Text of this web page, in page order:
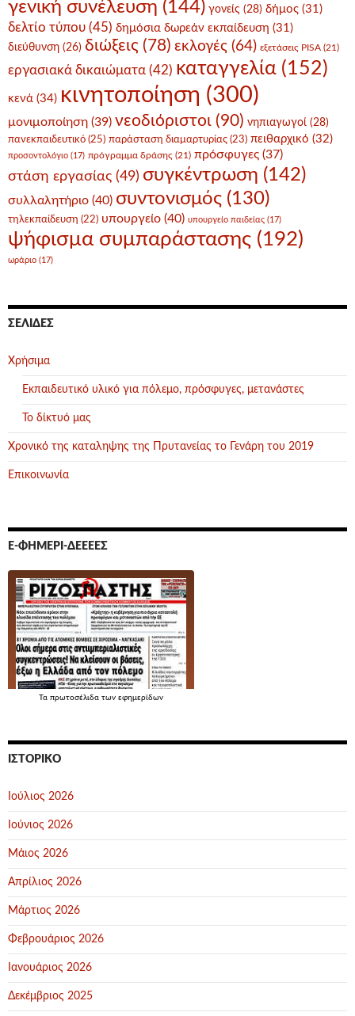
γενική συνέλευση (144) γονείς (28) δήμος (31)
δελτίο τύπου (45) δημόσια δωρεάν εκπαίδευση (31)
διεύθυνση (26) διώξεις (78) εκλογές (64) εξετάσεις PISA (21)
εργασιακά δικαιώματα (42) καταγγελία (152)
κενά (34) κινητοποίηση (300)
μονιμοποίηση (39) νεοδιόριστοι (90) νηπιαγωγοί (28)
πανεκπαιδευτικό (25) παράσταση διαμαρτυρίας (23) πειθαρχικό (32)
προσοντολόγιο (17) πρόγραμμα δράσης (21) πρόσφυγες (37)
στάση εργασίας (49) συγκέντρωση (142)
συλλαλητήριο (40) συντονισμός (130)
τηλεκπαίδευση (22) υπουργείο (40) υπουργείο παιδείας (17)
ψήφισμα συμπαράστασης (192)
ωράριο (17)
ΣΕΛΊΔΕΣ
Χρήσιμα
Εκπαιδευτικό υλικό για πόλεμο, πρόσφυγες, μετανάστες
Το δίκτυό μας
Χρονικό της καταληψης της Πρυτανείας το Γενάρη του 2019
Επικοινωνία
Ε-ΦΗΜΕΡΊ-ΔΕΕΕΕΣ
Τα πρωτοσέλιδα των εφημερίδων
ΙΣΤΟΡΙΚΌ
Ιούλιος 2026
Ιούνιος 2026
Μάιος 2026
Απρίλιος 2026
Μάρτιος 2026
Φεβρουάριος 2026
Ιανουάριος 2026
Δεκέμβριος 2025